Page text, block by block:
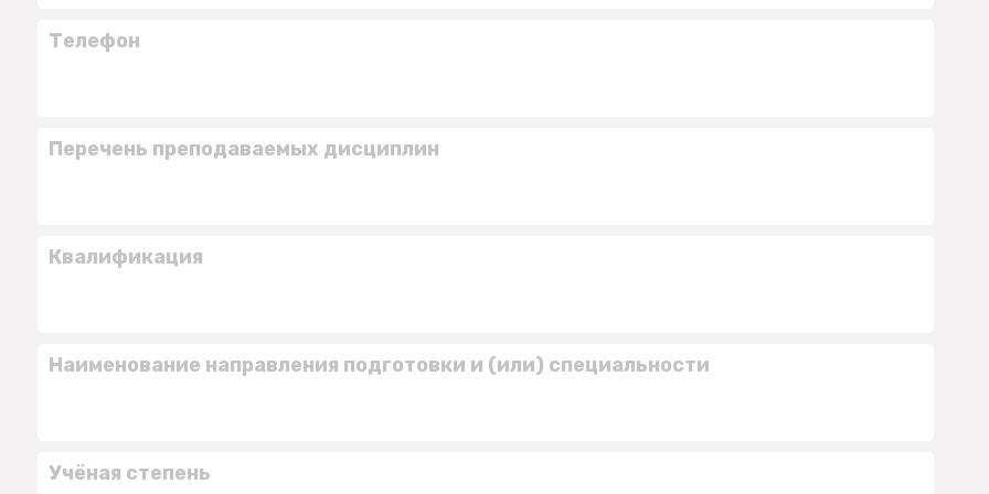
Телефон
Перечень преподаваемых дисциплин
Квалификация
Наименование направления подготовки и (или) специальности
Учёная степень